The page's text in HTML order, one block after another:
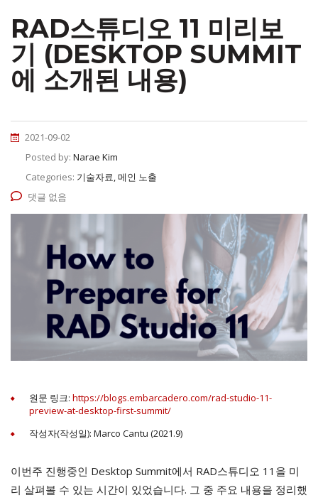
RAD스튜디오 11 미리보
기 (DESKTOP SUMMIT
에 소개된 내용)
2021-09-02
Posted by: Narae Kim
Categories: 기술자료, 메인 노출
댓글 없음
원문 링크: https://blogs.embarcadero.com/rad-studio-11-
preview-at-desktop-first-summit/
작성자(작성일): Marco Cantu (2021.9)
이번주 진행중인 Desktop Summit에서 RAD스튜디오 11을 미
리 살펴볼 수 있는 시간이 있었습니다. 그 중 주요 내용을 정리했